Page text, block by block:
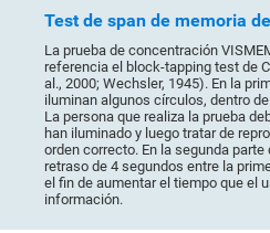
Test de span de memoria
La prueba de concentración
referencia el block-tapping test de
al., 2000; Wechsler, 1945). En la
iluminan algunos círculos, dentro
La persona que realiza la prueba
han iluminado y luego tratar de
orden correcto. En la segunda
retraso de 4 segundos entre la
el fin de aumentar el tiempo que el
información.